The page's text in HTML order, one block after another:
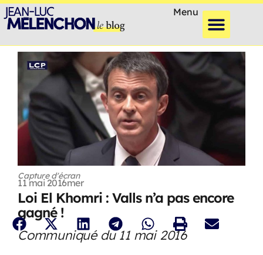
Menu
Capture d'écran
11 mai 2016mer
Loi El Khomri : Valls n’a pas encore
gagné !
Communiqué du 11 mai 2016